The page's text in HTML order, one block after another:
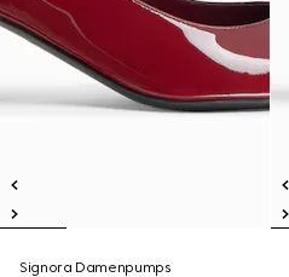
Signora Damenpumps